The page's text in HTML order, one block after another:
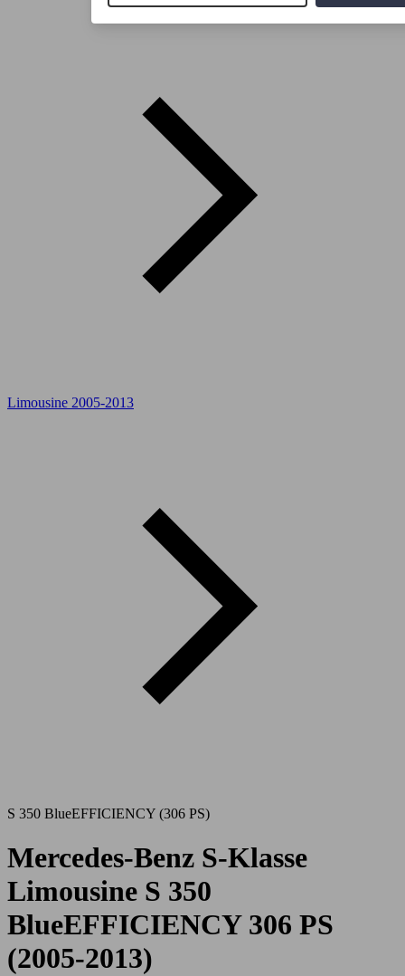
Limousine 2005-2013
S 350 BlueEFFICIENCY (306 PS)
Mercedes-Benz S-Klasse
Limousine S 350
BlueEFFICIENCY 306 PS
(2005-2013)